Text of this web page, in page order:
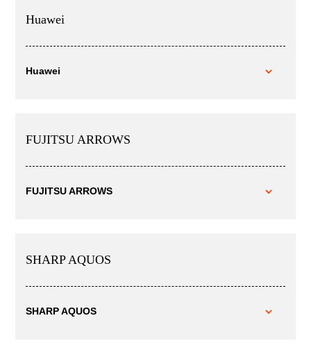
Huawei
Huawei
FUJITSU ARROWS
FUJITSU ARROWS
SHARP AQUOS
SHARP AQUOS